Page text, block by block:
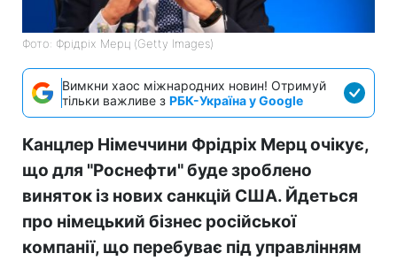
Фото: Фрідріх Мерц (Getty Images)
Вимкни хаос міжнародних новин! Отримуй
тільки важливе з РБК-Україна у Google
Канцлер Німеччини Фрідріх Мерц очікує,
що для "Роснефти" буде зроблено
виняток із нових санкцій США. Йдеться
про німецький бізнес російської
компанії, що перебуває під управлінням